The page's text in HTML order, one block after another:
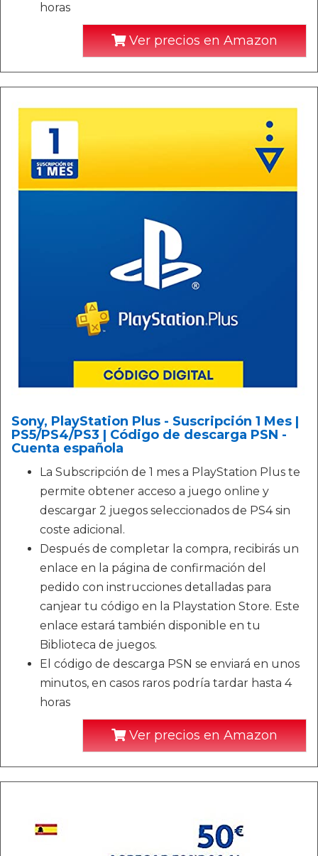
horas
Ver precios en Amazon
Sony, PlayStation Plus - Suscripción 1 Mes |
PS5/PS4/PS3 | Código de descarga PSN -
Cuenta española
La Subscripción de 1 mes a PlayStation Plus te
permite obtener acceso a juego online y
descargar 2 juegos seleccionados de PS4 sin
coste adicional.
Después de completar la compra, recibirás un
enlace en la página de confirmación del
pedido con instrucciones detalladas para
canjear tu código en la Playstation Store. Este
enlace estará también disponible en tu
Biblioteca de juegos.
El código de descarga PSN se enviará en unos
minutos, en casos raros podría tardar hasta 4
horas
Ver precios en Amazon